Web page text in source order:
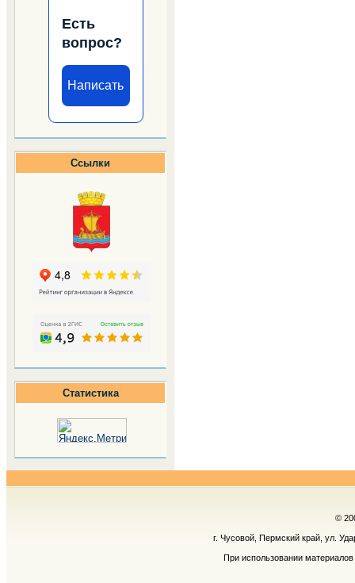
Есть
вопрос?
Написать
Ссылки
Статистика
©
г. Чусовой, Пермский край, ул.
При использовании